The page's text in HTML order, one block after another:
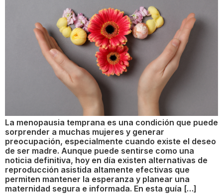
La menopausia temprana es una condición que puede
sorprender a muchas mujeres y generar
preocupación, especialmente cuando existe el deseo
de ser madre. Aunque puede sentirse como una
noticia definitiva, hoy en día existen alternativas de
reproducción asistida altamente efectivas que
permiten mantener la esperanza y planear una
maternidad segura e informada. En esta guía […]